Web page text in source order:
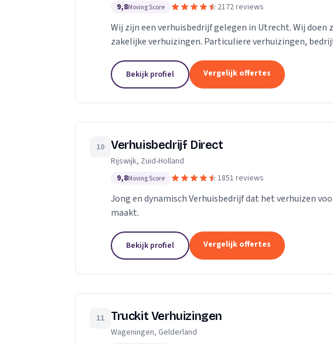
9,8Moving Score 2172 reviews
Wij zijn een verhuisbedrijf gelegen in Utrecht. Wij
zakelijke verhuizingen. Particuliere verhuizingen,
Bekijk profiel Vergelijk offertes
10 Verhuisbedrijf Direct
Rijswijk, Zuid-Holland
9,8Moving Score 1851 reviews
Jong en dynamisch Verhuisbedrijf dat het verhuizen
maakt.
Bekijk profiel Vergelijk offertes
11 Truckit Verhuizingen
Wageningen, Gelderland